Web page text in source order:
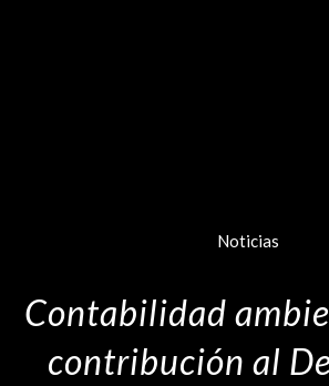
Noticias
Contabilidad
contribución al